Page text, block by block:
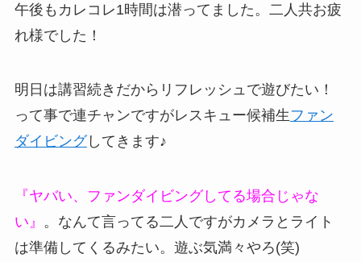
午後もカレコレ1時間は潜ってました。二人共お疲
れ様でした！
明日は講習続きだからリフレッシュで遊びたい！
って事で連チャンですがレスキュー候補生 ファン
ダイビングしてきます♪
『ヤバい、ファンダイビングしてる場合じゃな
い』 。なんて言ってる二人ですがカメラとライト
は準備してくるみたい。遊ぶ気満々やろ(笑)